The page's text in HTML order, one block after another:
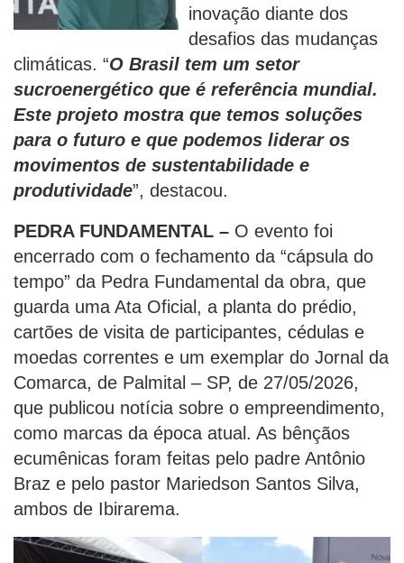
inovação diante dos
desafios das mudanças
climáticas. “O Brasil tem um setor
sucroenergético que é referência mundial.
Este projeto mostra que temos soluções
para o futuro e que podemos liderar os
movimentos de sustentabilidade e
produtividade”, destacou.
PEDRA FUNDAMENTAL – O evento foi
encerrado com o fechamento da “cápsula do
tempo” da Pedra Fundamental da obra, que
guarda uma Ata Oficial, a planta do prédio,
cartões de visita de participantes, cédulas e
moedas correntes e um exemplar do Jornal da
Comarca, de Palmital – SP, de 27/05/2026,
que publicou notícia sobre o empreendimento,
como marcas da época atual. As bênçãos
ecumênicas foram feitas pelo padre Antônio
Braz e pelo pastor Mariedson Santos Silva,
ambos de Ibirarema.